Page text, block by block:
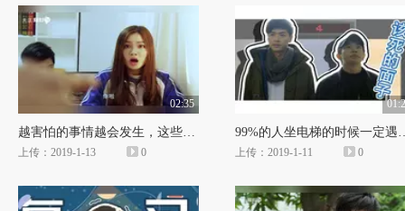
02:35
越害怕的事情越会发生，这些事情你肯定都遇到过！
上传：2019-1-13 0
99%的人坐电梯的时
上传：2019-1-11 0